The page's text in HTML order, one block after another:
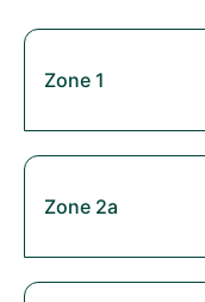
Zone 1
Zone 2a